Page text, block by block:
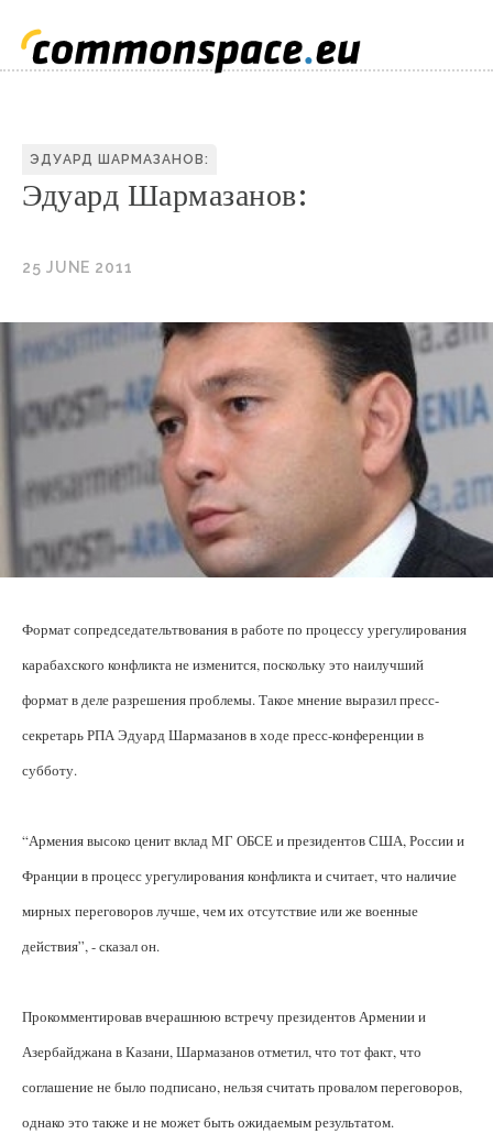
ЭДУАРД ШАРМАЗАНОВ:
Эдуард Шармазанов:
25 JUNE 2011
Формат сопредседательтвования в работе по процессу урегулирования
карабахского конфликта не изменится, поскольку это наилучший
формат в деле разрешения проблемы. Такое мнение выразил пресс-
секретарь РПА Эдуард Шармазанов в ходе пресс-конференции в
субботу.
“Армения высоко ценит вклад МГ ОБСЕ и президентов США, России и
Франции в процесс урегулирования конфликта и считает, что наличие
мирных переговоров лучше, чем их отсутствие или же военные
действия”, - сказал он.
Прокомментировав вчерашнюю встречу президентов Армении и
Азербайджана в Казани, Шармазанов отметил, что тот факт, что
соглашение не было подписано, нельзя считать провалом переговоров,
однако это также и не может быть ожидаемым результатом.